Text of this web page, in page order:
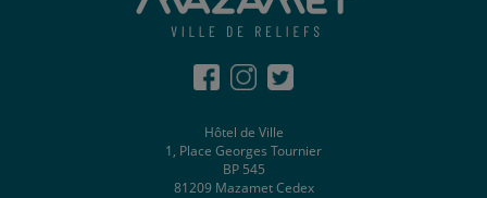
Hôtel de Ville
1, Place Georges Tournier
BP 545
81209 Mazamet Cedex